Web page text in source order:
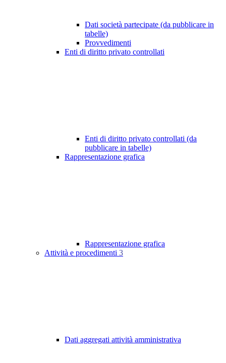
Dati società partecipate (da pubblicare in
tabelle)
Provvedimenti
Enti di diritto privato controllati
Enti di diritto privato controllati (da
pubblicare in tabelle)
Rappresentazione grafica
Rappresentazione grafica
Attività e procedimenti 3
Dati aggregati attività amministrativa